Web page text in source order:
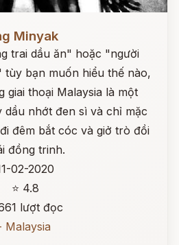
Minyak
trai dầu ăn" hoặc "người
bạn muốn hiểu thế nào,
giai thoại Malaysia là một
dầu nhớt đen sì và chỉ mặc
đêm bắt cóc và giở trò đồi
đồng trinh.
02-2020
⭐ 4.8
lượt đọc
Malaysia